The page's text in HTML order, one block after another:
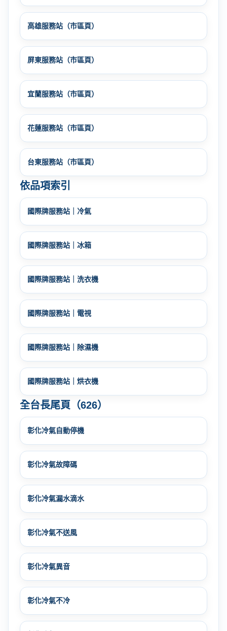
高雄服務站（市區頁）
屏東服務站（市區頁）
宜蘭服務站（市區頁）
花蓮服務站（市區頁）
台東服務站（市區頁）
依品項索引
國際牌服務站｜冷氣
國際牌服務站｜冰箱
國際牌服務站｜洗衣機
國際牌服務站｜電視
國際牌服務站｜除濕機
國際牌服務站｜烘衣機
全台長尾頁（626）
彰化冷氣自動停機
彰化冷氣故障碼
彰化冷氣漏水滴水
彰化冷氣不送風
彰化冷氣異音
彰化冷氣不冷